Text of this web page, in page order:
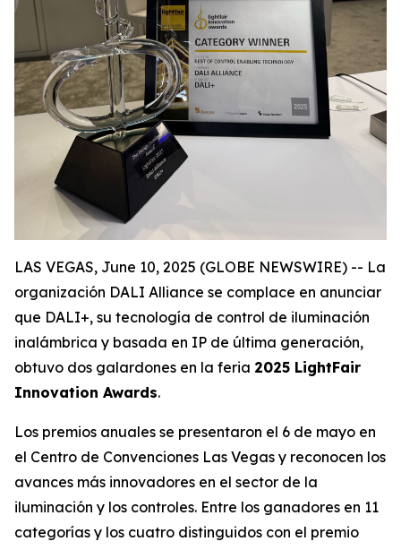
LAS VEGAS, June 10, 2025 (GLOBE NEWSWIRE) -- La
organización DALI Alliance se complace en anunciar
que DALI+, su tecnología de control de iluminación
inalámbrica y basada en IP de última generación,
obtuvo dos galardones en la feria 2025 LightFair
Innovation Awards.
Los premios anuales se presentaron el 6 de mayo en
el Centro de Convenciones Las Vegas y reconocen los
avances más innovadores en el sector de la
iluminación y los controles. Entre los ganadores en 11
categorías y los cuatro distinguidos con el premio